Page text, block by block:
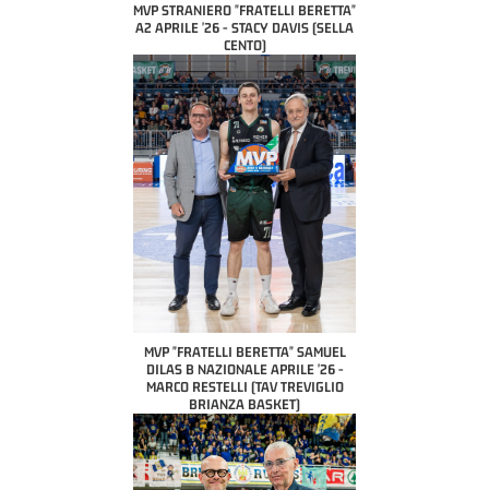
MVP STRANIERO "FRATELLI BERETTA"
A2 APRILE '26 - STACY DAVIS (SELLA
CENTO)
MVP "FRATELLI BERETTA" SAMUEL
DILAS B NAZIONALE APRILE '26 -
MARCO RESTELLI (TAV TREVIGLIO
BRIANZA BASKET)